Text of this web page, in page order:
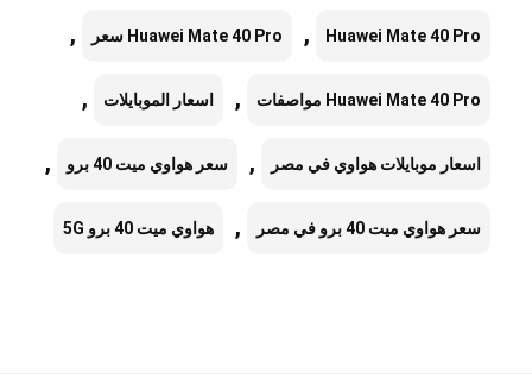
Huawei Mate 40 Pro
, Huawei Mate 40 Pro سعر ,
Huawei Mate 40 Pro مواصفات , اسعار الموبايلات ,
اسعار موبايلات هواوي في مصر , سعر هواوي ميت 40 برو ,
سعر هواوي ميت 40 برو في مصر , هواوي ميت 40 برو 5G